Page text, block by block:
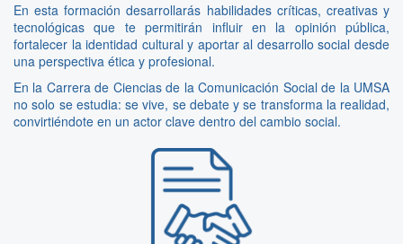
En esta formación desarrollarás habilidades críticas, creativas y
tecnológicas que te permitirán influir en la opinión pública,
fortalecer la identidad cultural y aportar al desarrollo social desde
una perspectiva ética y profesional.
En la Carrera de Ciencias de la Comunicación Social de la UMSA
no solo se estudia: se vive, se debate y se transforma la realidad,
convirtiéndote en un actor clave dentro del cambio social.